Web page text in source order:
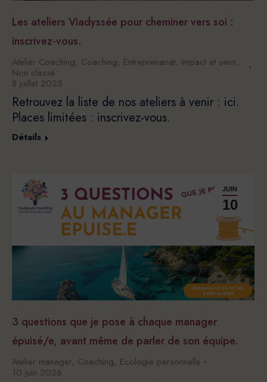
Les ateliers Viadyssée pour cheminer vers soi :
inscrivez-vous.
Atelier Coaching, Coaching, Entreprenariat, Impact et sens,
Non classé
8 juillet 2025
Retrouvez la liste de nos ateliers à venir : ici.
Places limitées : inscrivez-vous.
Détails
JUIN
10
3 questions que je pose à chaque manager
épuisé/e, avant même de parler de son équipe.
Atelier manager, Coaching, Ecologie personnelle
10 juin 2026